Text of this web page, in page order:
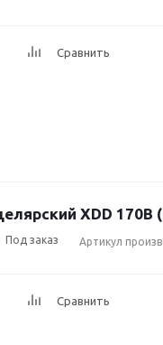
Сравнить
XDD 170В
Под заказ Артикул
Сравнить